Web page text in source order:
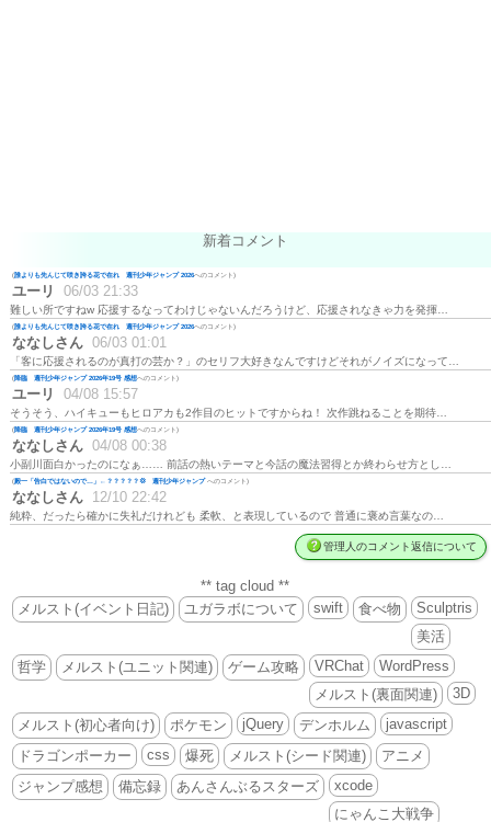
新着コメント
(誰よりも先んじて咲き誇る花で在れ 週刊少年ジャンプ 2026へのコメント)
ユーリ 06/03 21:33
難しい所ですねw 応援するなってわけじゃないんだろうけど、応援されなきゃ力を発揮…
(誰よりも先んじて咲き誇る花で在れ 週刊少年ジャンプ 2026へのコメント)
ななしさん 06/03 01:01
「客に応援されるのが真打の芸か？」のセリフ大好きなんですけどそれがノイズになって…
(降臨 週刊少年ジャンプ 2026年19号 感想へのコメント)
ユーリ 04/08 15:57
そうそう、ハイキューもヒロアカも2作目のヒットですからね！ 次作跳ねることを期待…
(降臨 週刊少年ジャンプ 2026年19号 感想へのコメント)
ななしさん 04/08 00:38
小副川面白かったのになぁ…… 前話の熱いテーマと今話の魔法習得とか終わらせ方とし…
(殿一「告白ではないので…」←？？？？？💢 週刊少年ジャンプへのコメント)
ななしさん 12/10 22:42
純粋、だったら確かに失礼だけれども 柔軟、と表現しているので 普通に褒め言葉なの…
管理人のコメント返信について
** tag cloud **
メルスト(イベント日記)
ユガラボについて swift 食べ物
Sculptris
美活
哲学
メルスト(ユニット関連) ゲーム攻略 VRChat
WordPress
メルスト(裏面関連)
3D
メルスト(初心者向け)
ポケモン jQuery デンホルム
javascript
ドラゴンポーカー
css 爆死 メルスト(シード関連)
アニメ
ジャンプ感想
備忘録 あんさんぶるスターズ
xcode
にゃんこ大戦争